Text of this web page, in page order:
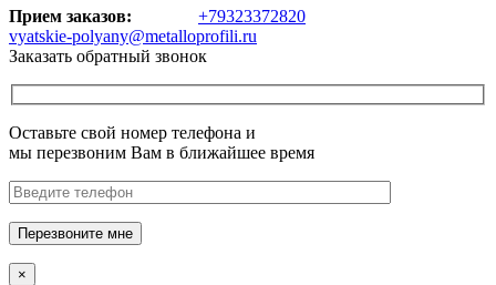
Прием заказов:
+79323372820
vyatskie-polyany@metalloprofili.ru
Заказать обратный звонок
Оставьте свой номер телефона и
мы перезвоним Вам в ближайшее время
Перезвоните мне
×